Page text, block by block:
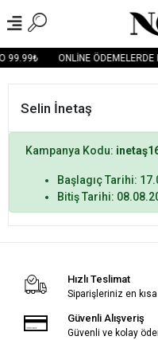
99.99₺ ONLİNE
Selin İnetaş
Kampanya Kodu:
Başlagıç Tarihi:
Bitiş Tarihi:
Hızlı Teslimat
Siparişleriniz en
Güvenli Alışveriş
Güvenli ve kolay